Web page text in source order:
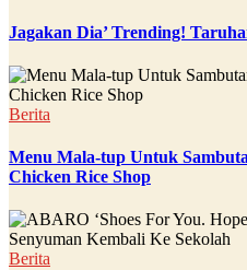
Jagakan Dia’ Trending!
Berita
Menu Mala-tup Untuk
Chicken Rice Shop
Berita